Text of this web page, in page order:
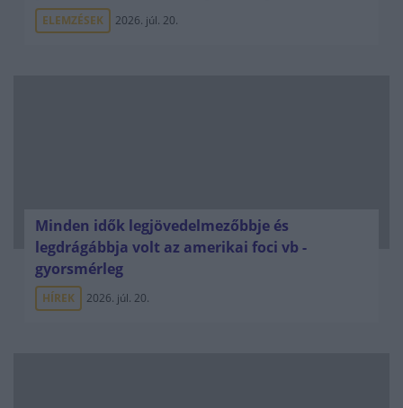
ELEMZÉSEK 2026. júl. 20.
Minden idők legjövedelmezőbbje és
legdrágábbja volt az amerikai foci vb -
gyorsmérleg
HÍREK 2026. júl. 20.